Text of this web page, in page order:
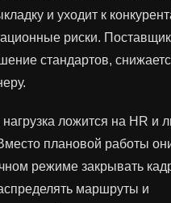
и уходит к
риски.
стандартов,
ложится на HR и
плановой работы
режиме закрывать
маршруты и